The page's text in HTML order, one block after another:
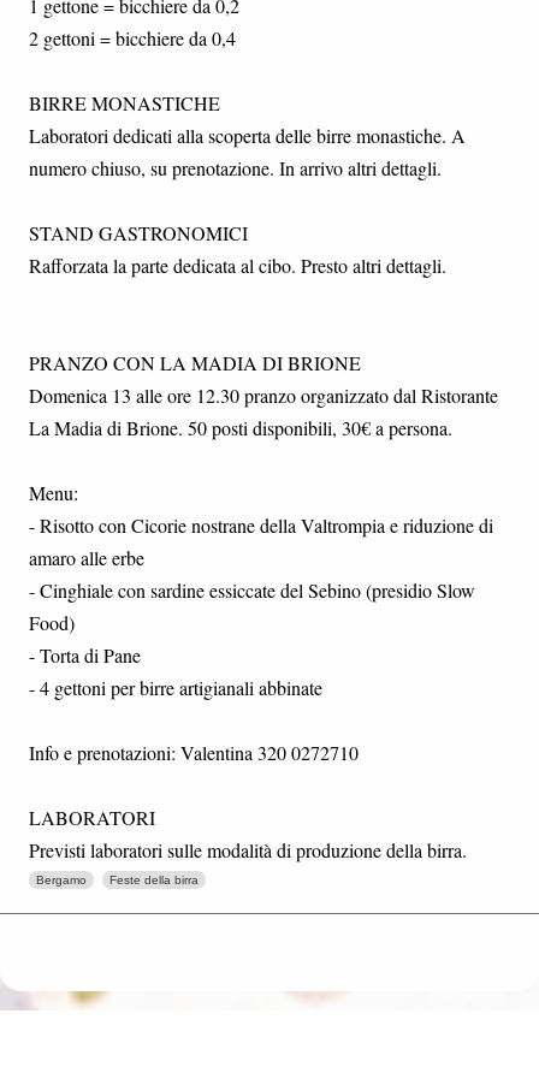
1 gettone = bicchiere da 0,2
2 gettoni = bicchiere da 0,4
BIRRE MONASTICHE
Laboratori dedicati alla scoperta delle birre monastiche. A
numero chiuso, su prenotazione. In arrivo altri dettagli.
STAND GASTRONOMICI
Rafforzata la parte dedicata al cibo. Presto altri dettagli.
PRANZO CON LA MADIA DI BRIONE
Domenica 13 alle ore 12.30 pranzo organizzato dal Ristorante
La Madia di Brione. 50 posti disponibili, 30€ a persona.
Menu:
- Risotto con Cicorie nostrane della Valtrompia e riduzione di
amaro alle erbe
- Cinghiale con sardine essiccate del Sebino (presidio Slow
Food)
- Torta di Pane
- 4 gettoni per birre artigianali abbinate
Info e prenotazioni: Valentina 320 0272710
LABORATORI
Previsti laboratori sulle modalità di produzione della birra.
Bergamo Feste della birra